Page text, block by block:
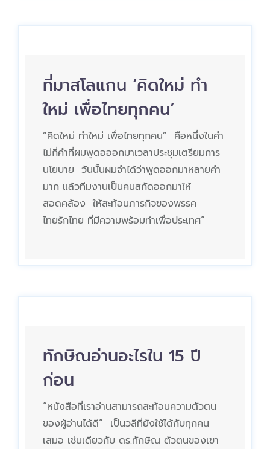
ที่มาสโลแกน ‘คิดใหม่ ทำ
ใหม่ เพื่อไทยทุกคน’
“คิดใหม่ ทำใหม่ เพื่อไทยทุกคน” คือหนึ่งในคำ
ไม่กี่คำที่ผมพูดอออกมาเวลาประชุมเตรียมการ
นโยบาย วันนั้นผมจำได้ว่าพูดออกมาหลายคำ
มาก แล้วทีมงานเป็นคนสกัดออกมาให้
สอดคล้อง ให้สะท้อนภารกิจของพรรค
ไทยรักไทย ที่มีความพร้อมทำเพื่อประเทศ”
ทักษิณอ่านอะไรใน 15 ปี
ก่อน
“หนังสือที่เราอ่านสามารถสะท้อนความตัวตน
ของผู้อ่านได้ดี” เป็นวลีที่ยังใช้ได้กับทุกคน
เสมอ เช่นเดียวกับ ดร.ทักษิณ ตัวตนของเขา